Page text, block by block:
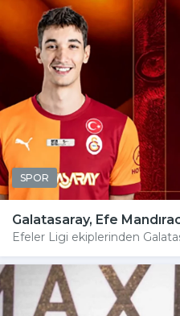
SPOR
Galatasaray, Efe
Efeler Ligi ekiplerinden